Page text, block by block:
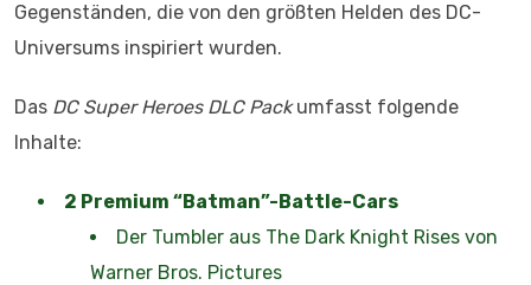
Gegenständen, die von den größten Helden des DC-
Universums inspiriert wurden.
Das DC Super Heroes DLC Packumfasst folgende
Inhalte:
2 Premium “Batman”-Battle-Cars
Der Tumbler aus The Dark Knight Rises von
Warner Bros. Pictures